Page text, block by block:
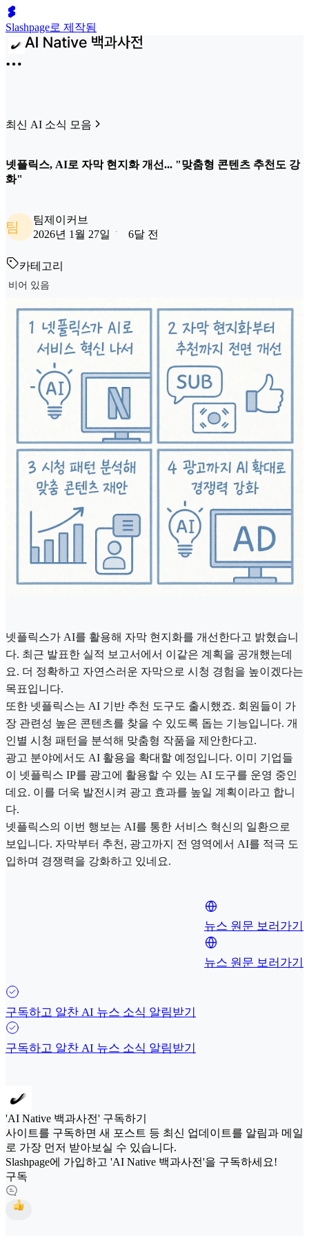
Slashpage로 제작됨
최신 AI 소식 모음
넷플릭스, AI로 자막 현지화 개선... "맞춤형 콘텐츠 추천도 강
화"
팀
팀제이커브
2026년 1월 27일
6달 전
카테고리
비어 있음
넷플릭스가 AI를 활용해 자막 현지화를 개선한다고 밝혔습니
다. 최근 발표한 실적 보고서에서 이같은 계획을 공개했는데
요. 더 정확하고 자연스러운 자막으로 시청 경험을 높이겠다는
목표입니다.
또한 넷플릭스는 AI 기반 추천 도구도 출시했죠. 회원들이 가
장 관련성 높은 콘텐츠를 찾을 수 있도록 돕는 기능입니다. 개
인별 시청 패턴을 분석해 맞춤형 작품을 제안한다고.
광고 분야에서도 AI 활용을 확대할 예정입니다. 이미 기업들
이 넷플릭스 IP를 광고에 활용할 수 있는 AI 도구를 운영 중인
데요. 이를 더욱 발전시켜 광고 효과를 높일 계획이라고 합니
다.
넷플릭스의 이번 행보는 AI를 통한 서비스 혁신의 일환으로
보입니다. 자막부터 추천, 광고까지 전 영역에서 AI를 적극 도
입하며 경쟁력을 강화하고 있네요.
뉴스 원문 보러가기
뉴스 원문 보러가기
구독하고 알찬 AI 뉴스 소식 알림받기
구독하고 알찬 AI 뉴스 소식 알림받기
'AI Native 백과사전' 구독하기
사이트를 구독하면 새 포스트 등 최신 업데이트를 알림과 메일
로 가장 먼저 받아보실 수 있습니다.
Slashpage에 가입하고 'AI Native 백과사전'을 구독하세요!
구독